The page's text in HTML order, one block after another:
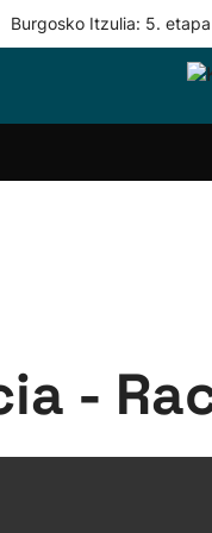
Burgosko Itzulia: 5. etapa
Taldeak
-